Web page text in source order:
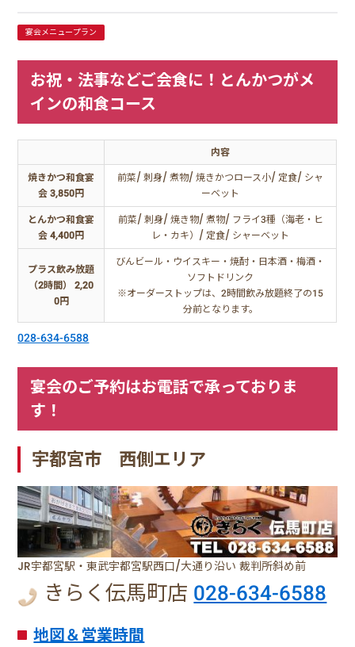
宴会メニュープラン
お祝・法事などご会食に！とんかつがメ
インの和食コース
内容
焼きかつ和食宴
会 3,850円
前菜/ 刺身/ 煮物/ 焼きかつロース小/ 定食/ シャ
ーベット
とんかつ和食宴
会 4,400円
前菜/ 刺身/ 焼き物/ 煮物/ フライ3種（海老・ヒ
レ・カキ）/ 定食/ シャーベット
プラス飲み放題
（2時間） 2,20
0円
びんビール・ウイスキー・焼酎・日本酒・梅酒・
ソフトドリンク
※オーダーストップは、2時間飲み放題終了の15
分前となります。
028-634-6588
宴会のご予約はお電話で承っておりま
す！
宇都宮市 西側エリア
JR宇都宮駅・東武宇都宮駅西口/大通り沿い 裁判所斜め前
きらく伝馬町店 028-634-6588
地図＆営業時間